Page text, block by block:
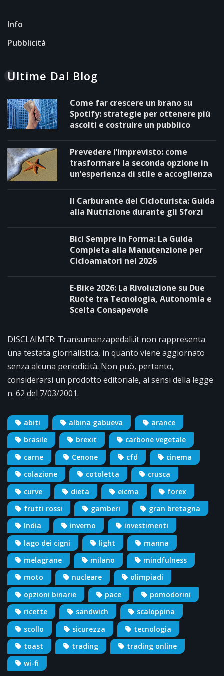
Info
Pubblicità
Ultime Dal Blog
Come far crescere un brano su
Spotify: strategie per ottenere più
ascolti e costruire un pubblico
Prevedere l’imprevisto: come
trasformare la seconda opzione in
un’esperienza di stile e accoglienza
Il Carburante del Cicloturista: Guida
alla Nutrizione durante gli Sforzi
Bici Sempre in Forma: La Guida
Completa alla Manutenzione per
Cicloamatori nel 2026
E-Bike 2026: La Rivoluzione su Due
Ruote tra Tecnologia, Autonomia e
Scelta Consapevole
DISCLAIMER: Transumanzapedali.it non rappresenta
una testata giornalistica, in quanto viene aggiornato
senza alcuna periodicità. Non può, pertanto,
considerarsi un prodotto editoriale, ai sensi della legge
n. 62 del 7/03/2001.
abiti albina gabueva
arance
brasile
brexit
carbone vegetale
carne
Cenone cfd
cinema
colazione
cotoletta
crusca
curve
dieta eicma
forex
frutti rossi
gamberi
gran bretagna
India
inverno
investimenti
lago dei cigni
light
manna
melagrane
milano
mindfulness
moto
nucleare
olimpiadi
opzioni binarie
pace
pomodorini
ricette
sandwich
scaloppina
scollo
sicurezza
tecnologia
toast
trading
trading online
wi-fi